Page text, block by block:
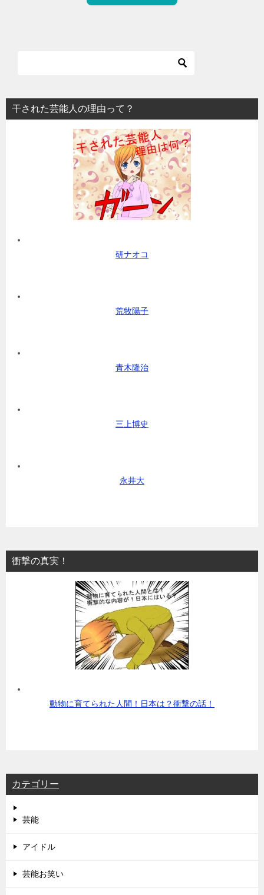
干された芸能人の理由って？
研ナオコ
荒牧陽子
青木隆治
三上博史
永井大
衝撃の真実！
動物に育てられた人間！日本は？衝撃の話！
カテゴリー
芸能
アイドル
芸能お笑い